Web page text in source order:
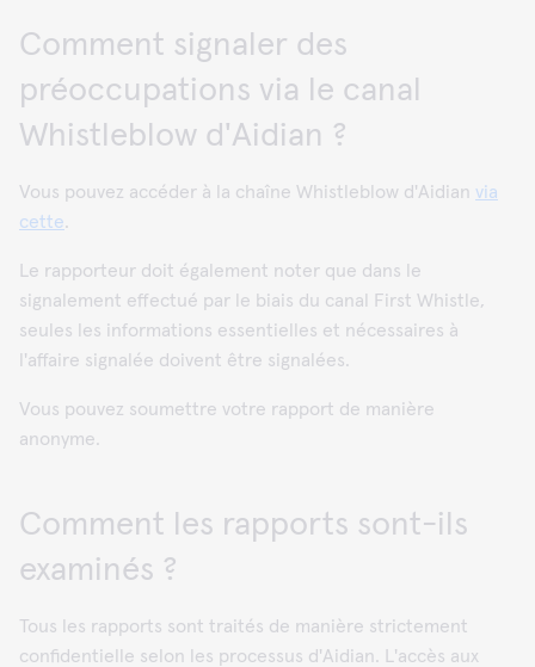
Comment signaler des
préoccupations via le canal
Whistleblow d'Aidian ?
Vous pouvez accéder à la chaîne Whistleblow d'Aidian via
cette.
Le rapporteur doit également noter que dans le
signalement effectué par le biais du canal First Whistle,
seules les informations essentielles et nécessaires à
l'affaire signalée doivent être signalées.
Vous pouvez soumettre votre rapport de manière
anonyme.
Comment les rapports sont-ils
examinés ?
Tous les rapports sont traités de manière strictement
confidentielle selon les processus d'Aidian. L'accès aux